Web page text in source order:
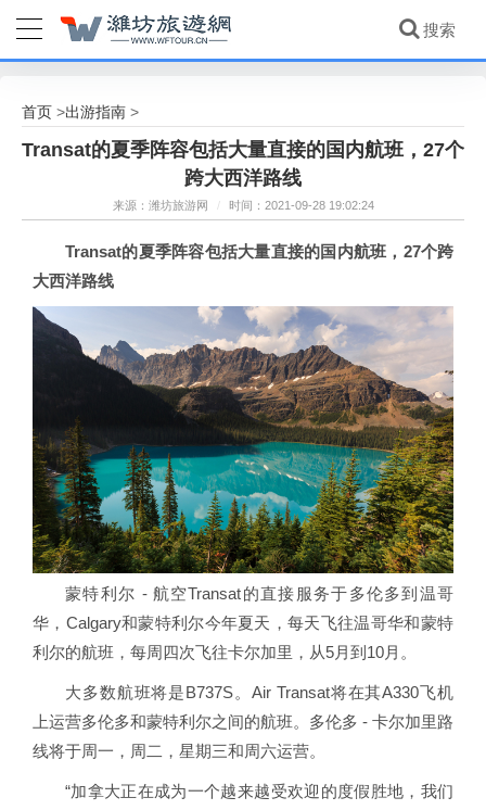
首页 >出游指南 >
Transat的夏季阵容包括大量直接的国内航班，27个
跨大西洋路线
来源：潍坊旅游网 / 时间：2021-09-28 19:02:24
Transat的夏季阵容包括大量直接的国内航班，27个跨
大西洋路线
蒙特利尔 - 航空Transat的直接服务于多伦多到温哥
华，Calgary和蒙特利尔今年夏天，每天飞往温哥华和蒙特
利尔的航班，每周四次飞往卡尔加里，从5月到10月。
大多数航班将是B737S。Air Transat将在其A330飞机
上运营多伦多和蒙特利尔之间的航班。多伦多 - 卡尔加里路
线将于周一，周二，星期三和周六运营。
“加拿大正在成为一个越来越受欢迎的度假胜地，我们